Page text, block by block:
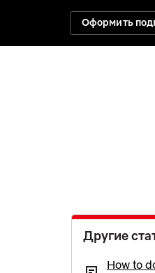
Оформить
Другие
How to